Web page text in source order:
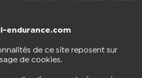
endurance.com
de ce site reposent sur
de cookies.
CONTACTER BOUTIQUE